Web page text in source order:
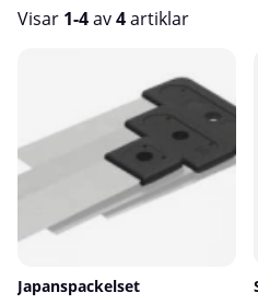
Visar 1-4av4artiklar
Japanspackelset